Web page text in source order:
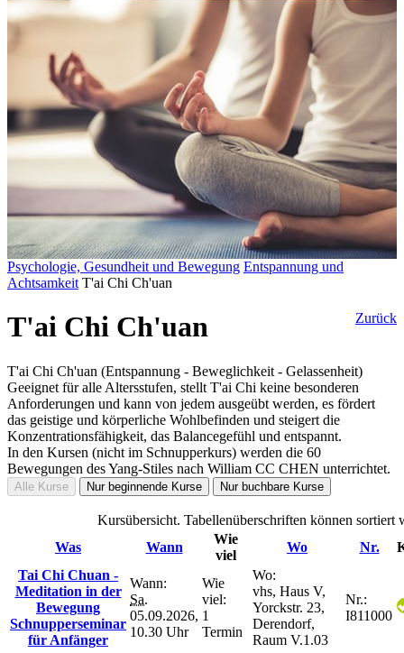
Psychologie, Gesundheit und Bewegung Entspannung und
Achtsamkeit T'ai Chi Ch'uan
Zurück
T'ai Chi Ch'uan
T'ai Chi Ch'uan (Entspannung - Beweglichkeit - Gelassenheit)
Geeignet für alle Altersstufen, stellt T'ai Chi keine besonderen
Anforderungen und kann von jedem ausgeübt werden, es fördert
das geistige und körperliche Wohlbefinden und steigert die
Konzentrationsfähigkeit, das Balancegefühl und entspannt.
In den Kursen (nicht im Schnupperkurs) werden die 60
Bewegungen des Yang-Stiles nach William CC CHEN unterrichtet.
Alle Kurse Nur beginnende Kurse Nur buchbare Kurse
Kursübersicht. Tabellenüberschriften können sortiert
Was
Wann
Wie
viel
Wo Nr.
Tai Chi Chuan -
Meditation in der
Bewegung
Schnupperseminar
für Anfänger
Wann:
Sa.
05.09.2026,
10.30 Uhr
Wie
viel:
1
Termin
Wo:
vhs, Haus V,
Yorckstr. 23,
Derendorf,
Raum V.1.03
Nr.:
I811000